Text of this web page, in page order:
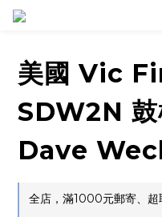
美國 Vic
SDW2N 鼓
Dave
全店，滿1000元郵寄、超